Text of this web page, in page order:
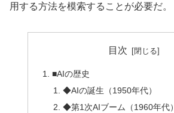
用する方法を模索することが必要だ。
目次
■AIの歴史
◆AIの誕生（1950年代）
◆第1次AIブーム（1960年代）